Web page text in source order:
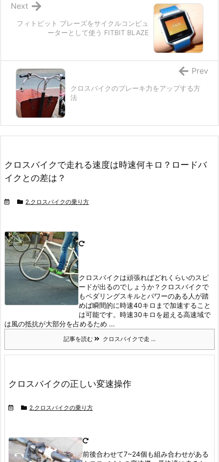
フィトビット ブレーズをサイクルコンピュ
ーターとして使う FITBIT BLAZE
Next
クロスバイクのブレーキ力をアップする方
法
Prev
クロスバイクで走れる速度は時速何キロ？ロードバ
イクとの差は？
2.クロスバイクの乗り方
クロスバイクは頑張ればどれくらいのスピ
ードが出るのでしょうか？ クロスバイクで
もペダリングスキルとパワーのある人が踏
めば瞬間的に時速40キロまで加速すること
は可能です。 時速30キロを超える高速域で
は風の抵抗が大部分を占めるため ...
記事を読む クロスバイクで走 ...
クロスバイクの正しい変速操作
2.クロスバイクの乗り方
前後合わせて7~24個も組み合わせがある